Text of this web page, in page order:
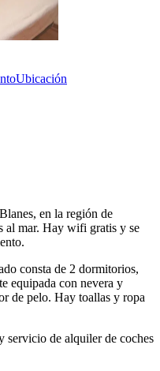
Ubicación
en la región de
al mar. Hay wifi gratis y se
consta de 2 dormitorios,
equipada con nevera y
de pelo. Hay toallas y ropa
servicio de alquiler de coches